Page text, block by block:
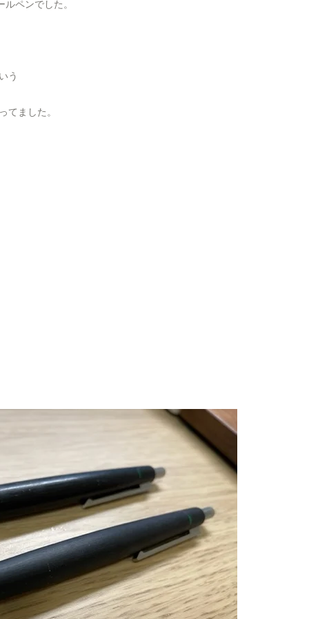
ペンでした。
う
てました。